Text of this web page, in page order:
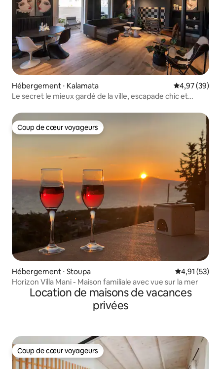
Hébergement ⋅ Kalamata Évaluation
4,97 (39)
Le secret le mieux gardé de la ville, escapade chic et
Coup de cœur voyageurs
Coup de cœur voyageurs
Hébergement ⋅ Stoupa Évaluation
4,91 (53)
Horizon Villa Mani - Maison familiale avec vue sur la mer
Location de maisons de vacances
privées
Coup de cœur voyageurs
Coup de cœur voyageurs